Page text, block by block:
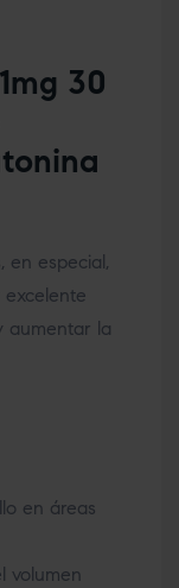
30
en especial,
excelente
aumentar la
en áreas
volumen